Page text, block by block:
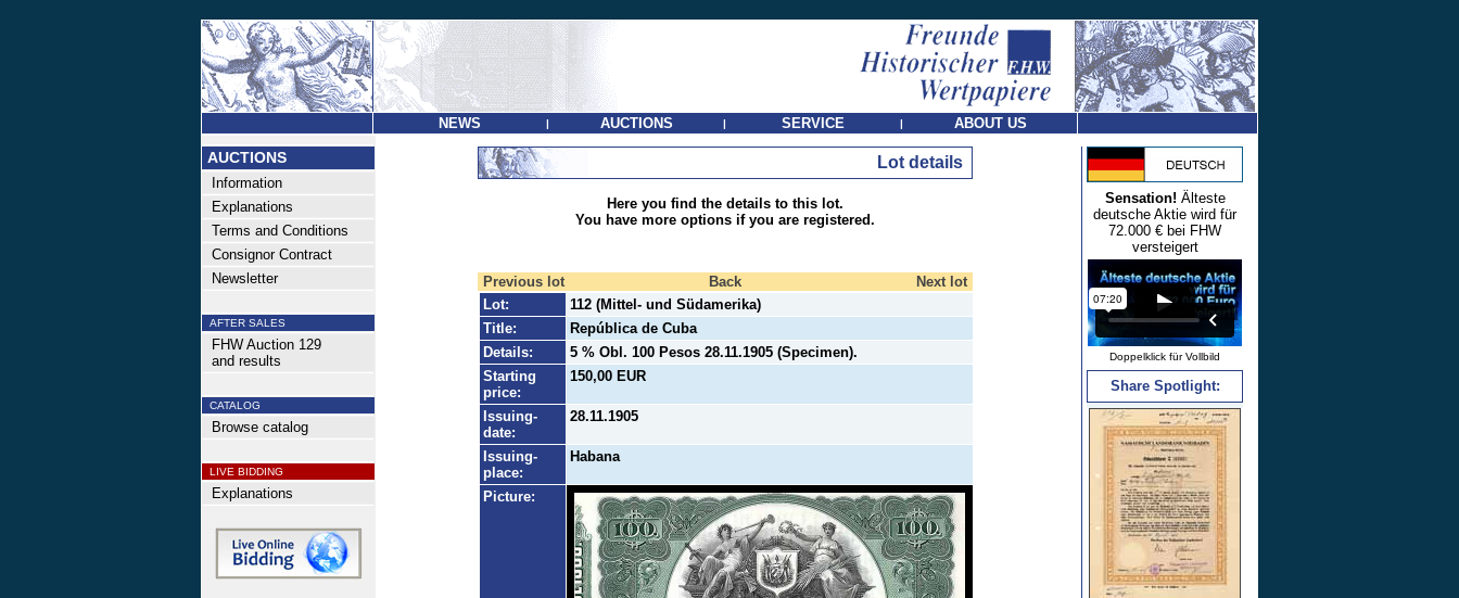
NEWS | AUCTIONS | SERVICE | ABOUT US
AUCTIONS
Information
Explanations
Terms and Conditions
Consignor Contract
Newsletter
AFTER SALES
FHW Auction 129
and results
CATALOG
Browse catalog
LIVE BIDDING
Explanations
Lot details
Here you find the details to this lot.
You have more options if you are registered.
Previous lot Back
Next lot
Lot:
112 (Mittel- und Südamerika)
Title:
República de Cuba
Details:
5 % Obl. 100 Pesos 28.11.1905 (Specimen).
Starting
price:
150,00 EUR
Issuing-
date:
28.11.1905
Issuing-
place:
Habana
Picture:
Sensation! Älteste
deutsche Aktie wird für
72.000 € bei FHW
versteigert
Doppelklick für Vollbild
Share Spotlight: